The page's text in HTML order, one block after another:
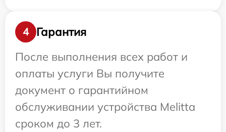
4
Гарантия
После выполнения всех работ и
оплаты услуги Вы получите
документ о гарантийном
обслуживании устройства Melitta
сроком до 3 лет.